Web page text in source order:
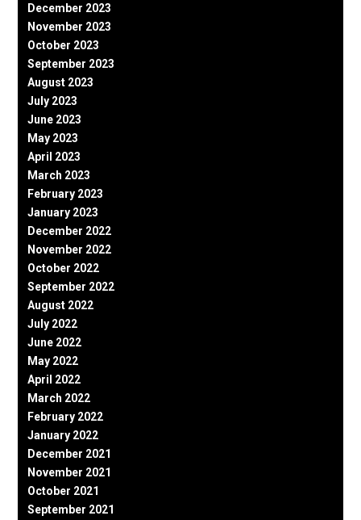
December 2023
November 2023
October 2023
September 2023
August 2023
July 2023
June 2023
May 2023
April 2023
March 2023
February 2023
January 2023
December 2022
November 2022
October 2022
September 2022
August 2022
July 2022
June 2022
May 2022
April 2022
March 2022
February 2022
January 2022
December 2021
November 2021
October 2021
September 2021